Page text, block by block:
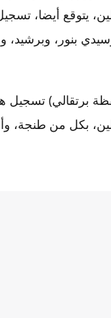
بنور، وبرشيد،
بكل من